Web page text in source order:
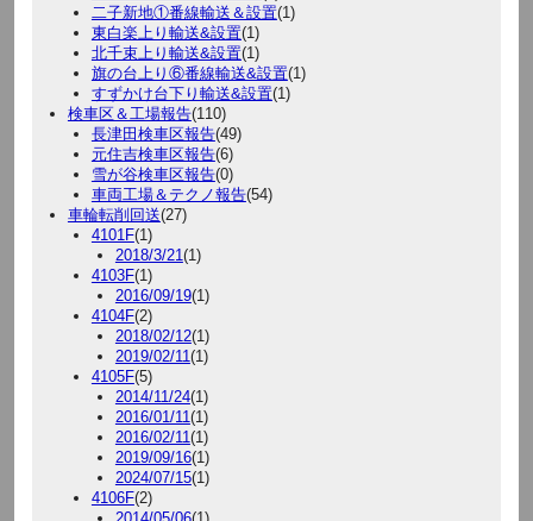
二子新地①番線輸送＆設置(1)
東白楽上り輸送&設置(1)
北千束上り輸送&設置(1)
旗の台上り⑥番線輸送&設置(1)
すずかけ台下り輸送&設置(1)
検車区＆工場報告(110)
長津田検車区報告(49)
元住吉検車区報告(6)
雪が谷検車区報告(0)
車両工場＆テクノ報告(54)
車輪転削回送(27)
4101F(1)
2018/3/21(1)
4103F(1)
2016/09/19(1)
4104F(2)
2018/02/12(1)
2019/02/11(1)
4105F(5)
2014/11/24(1)
2016/01/11(1)
2016/02/11(1)
2019/09/16(1)
2024/07/15(1)
4106F(2)